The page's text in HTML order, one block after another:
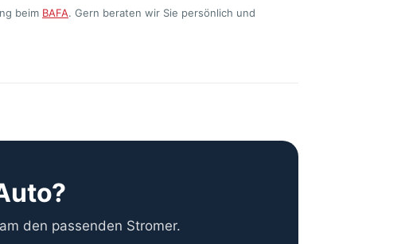
beim BAFA. Gern beraten wir Sie persönlich und
den passenden Stromer.